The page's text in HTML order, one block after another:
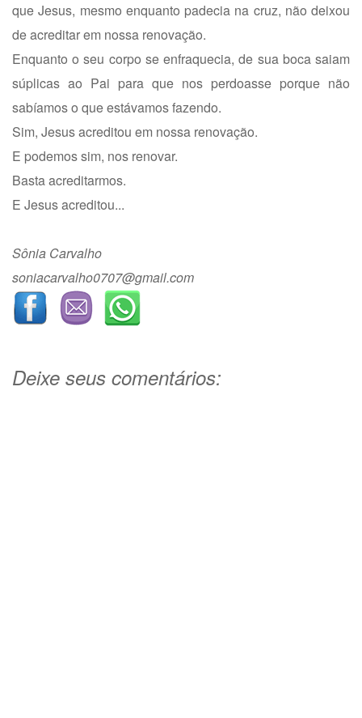
que Jesus, mesmo enquanto padecia na cruz, não deixou
de acreditar em nossa renovação.
Enquanto o seu corpo se enfraquecia, de sua boca saiam
súplicas ao Pai para que nos perdoasse porque não
sabíamos o que estávamos fazendo.
Sim, Jesus acreditou em nossa renovação.
E podemos sim, nos renovar.
Basta acreditarmos.
E Jesus acreditou...
Sônia Carvalho
soniacarvalho0707@gmail.com
Deixe seus comentários: